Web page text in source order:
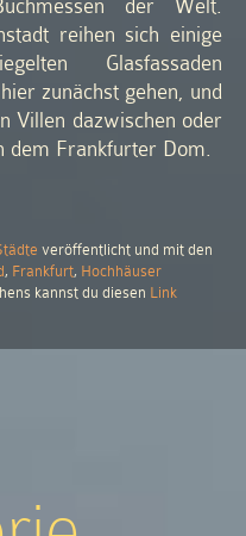
der Welt.
reihen sich einige
Glasfassaden
zunächst gehen, und
Villen dazwischen oder
dem Frankfurter Dom.
veröffentlicht und mit den
, Frankfurt, Hochhäuser
kannst du diesen Link